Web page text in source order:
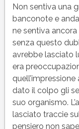
Non sentiva una
banconote e
ne sentiva
senza questo
avrebbe lasciato
era
dato il colpo gli
suo organismo.
lasciato traccie
pensiero non